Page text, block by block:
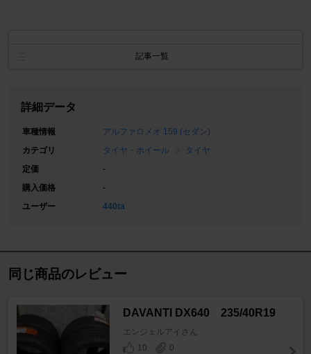
記事一覧
詳細データ
車種情報
アルファロメオ 159 (セダン)
カテゴリ
タイヤ・ホイール
タイヤ
定価
-
購入価格
-
ユーザー
440ta
同じ商品のレビュー
DAVANTI DX640 235/40R19
エンジェルアイさん
10
0